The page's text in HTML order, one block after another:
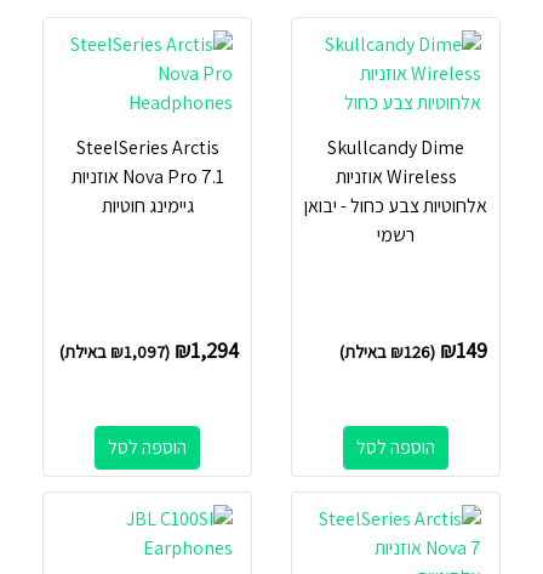
Skullcandy Dime
Wireless אוזניות
אלחוטיות צבע כחול - יבואן
רשמי
₪149
(
₪126 באילת)
הוספה לסל
SteelSeries Arctis
Nova Pro 7.1 אוזניות
גיימינג חוטיות
₪1,294
(
₪1,097 באילת)
הוספה לסל